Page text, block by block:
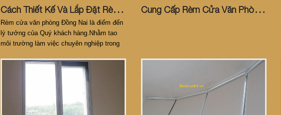
C
Ách Thiết Kế Và Lắp Đặt Rèm Cửa Văn Phòng Tại Bình Dương & Đồng Nai
Rèm cửa văn phòng Đồng Nai là điểm đến
lý tưởng của Quý khách hàng.Nhằm tao
môi trường làm việc chuyên nghiệp trong
C
Ung Cấp Rèm Cửa Văn Phòng Số 1 Bình Dương LH: 0979.688.302